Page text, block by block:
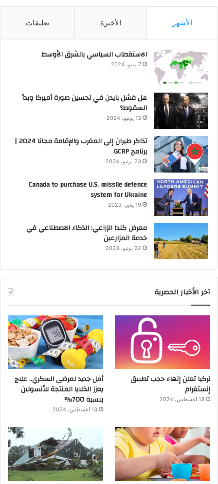
الأشهر الأخيرة تعليقات
الاستقطاب السياسي بالشرق الأوسط
7 مايو، 2024
هل فشل بايدن في تحسين صورة أميركا وبدأ
السقوط؟
13 يونيو، 2024
تذاكر طيران إلي المغرب والإقامة مجانا 2024 |
برنامج GCRP
23 يونيو، 2024
Canada to purchase U.S. missile defence
system for Ukraine
19 يناير، 2023
معرض كندا الزراعي: الذكاء الاصطناعي في
خدمة المزارعين
22 يونيو، 2023
آخر الأخبار الحصرية
تركيا تعلن إنهاء حجب تطبيق
إنستغرام
13 أغسطس، 2024
أمل جديد لمرضى السكري.. علاج
يعزز الخلايا المنتجة للأنسولين
بنسبة 700%
13 أغسطس، 2024